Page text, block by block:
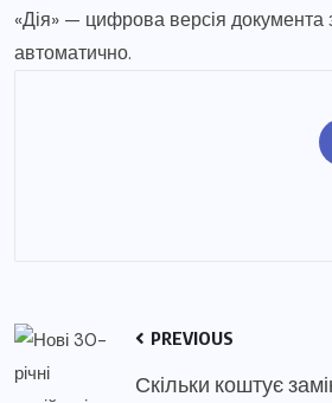
«Дія» — цифрова версія документа
автоматично.
PREVIOUS
Скільки коштує